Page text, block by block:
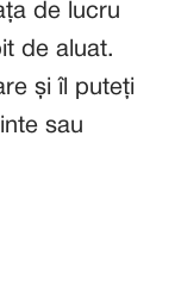
de lucru
de aluat.
și îl puteți
sau